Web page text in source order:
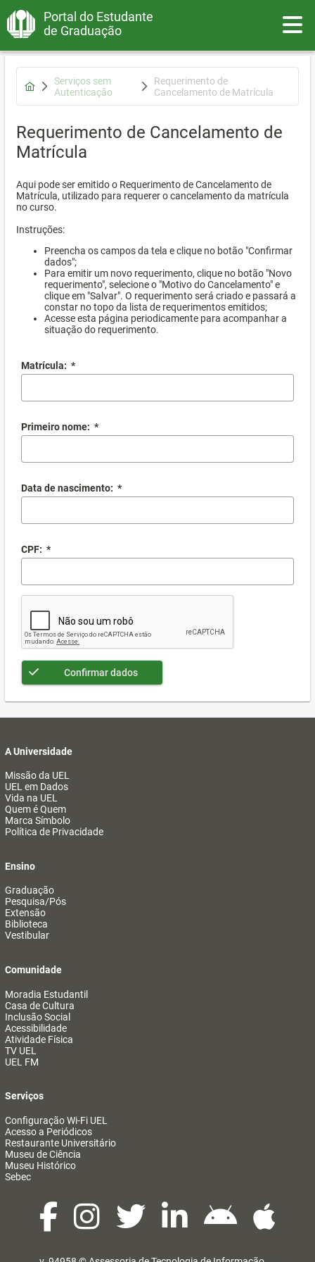
Portal do Estudante
de Graduação
Serviços sem
Autenticação
Requerimento de
Cancelamento de Matrícula
Requerimento de Cancelamento de
Matrícula
Aqui pode ser emitido o Requerimento de Cancelamento de
Matrícula, utilizado para requerer o cancelamento da matrícula
no curso.
Instruções:
Preencha os campos da tela e clique no botão "Confirmar
dados";
Para emitir um novo requerimento, clique no botão "Novo
requerimento", selecione o "Motivo do Cancelamento" e
clique em "Salvar". O requerimento será criado e passará a
constar no topo da lista de requerimentos emitidos;
Acesse esta página periodicamente para acompanhar a
situação do requerimento.
Matrícula: *
Primeiro nome: *
Data de nascimento: *
CPF: *
Confirmar dados
A Universidade
Missão da UEL
UEL em Dados
Vida na UEL
Quem é Quem
Marca Símbolo
Política de Privacidade
Ensino
Graduação
Pesquisa/Pós
Extensão
Biblioteca
Vestibular
Comunidade
Moradia Estudantil
Casa de Cultura
Inclusão Social
Acessibilidade
Atividade Física
TV UEL
UEL FM
Serviços
Configuração Wi-Fi UEL
Acesso a Periódicos
Restaurante Universitário
Museu de Ciência
Museu Histórico
Sebec